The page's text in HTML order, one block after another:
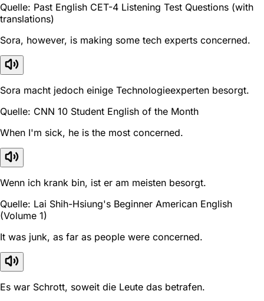
Quelle: Past English CET-4 Listening Test Questions (with
translations)
Sora, however, is making some tech experts concerned.
Sora macht jedoch einige Technologieexperten besorgt.
Quelle: CNN 10 Student English of the Month
When I'm sick, he is the most concerned.
Wenn ich krank bin, ist er am meisten besorgt.
Quelle: Lai Shih-Hsiung's Beginner American English
(Volume 1)
It was junk, as far as people were concerned.
Es war Schrott, soweit die Leute das betrafen.